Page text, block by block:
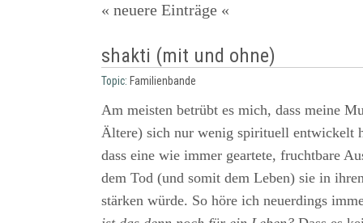
« neuere Einträge «
shakti (mit und ohne)
Topic: Familienbande
Am meisten betrübt es mich, dass meine
Ältere) sich nur wenig spirituell entwickelt
dass eine wie immer geartete, fruchtbare
dem Tod (und somit dem Leben) sie in
stärken würde. So höre ich neuerdings